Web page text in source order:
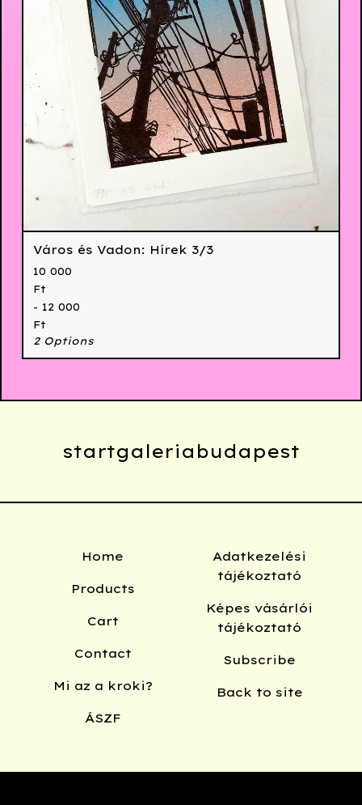
Város és Vadon: Hírek 3/3
10 000
Ft
- 12 000
Ft
2 Options
startgaleriabudapest
Home
Products
Cart
Contact
Mi az a kroki?
ÁSZF
Adatkezelési
tájékoztató
Képes vásárlói
tájékoztató
Subscribe
Back to site